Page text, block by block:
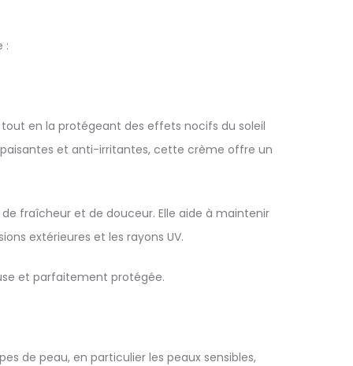
:
en la protégeant des effets nocifs du soleil
et anti-irritantes, cette crème offre un
fraîcheur et de douceur. Elle aide à maintenir
extérieures et les rayons UV.
et parfaitement protégée.
de peau, en particulier les peaux sensibles,